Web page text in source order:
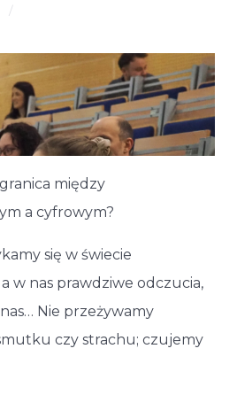
między
a cyfrowym?
się w świecie
w nas prawdziwe odczucia,
Nie przeżywamy
czy strachu; czujemy